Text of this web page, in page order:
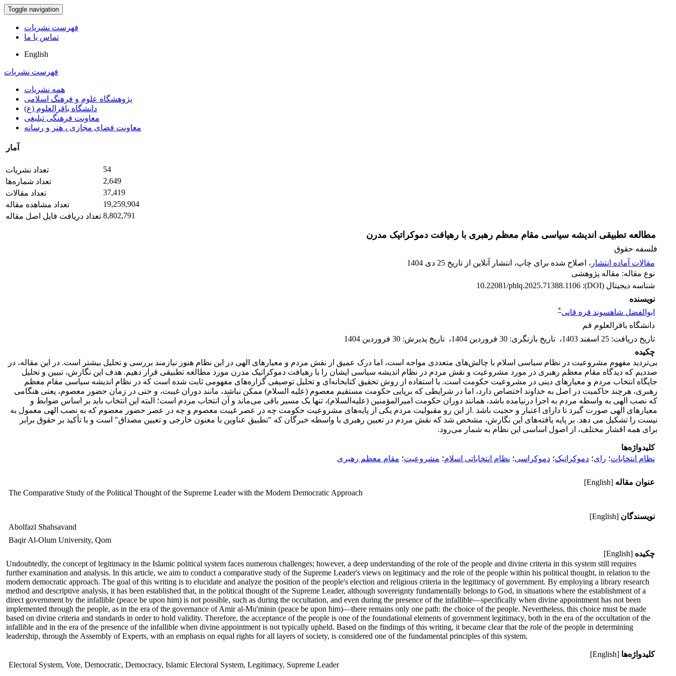
Toggle navigation
فهرست نشریات
تماس با ما
English
فهرست نشریات
همه نشریات
پژوهشگاه علوم و فرهنگ اسلامی
دانشگاه باقرالعلوم (ع)
معاونت فرهنگی تبلیغی
معاونت فضای مجازی ، هنر و رسانه
آمار
تعداد نشریات
54
تعداد شماره‌ها
2,649
تعداد مقالات
37,419
تعداد مشاهده مقاله
19,259,904
تعداد دریافت فایل اصل مقاله 8,802,791
مطالعه تطبیقی اندیشه سیاسی مقام معظم رهبری با رهیافت دموکراتیک مدرن
فلسفه حقوق
مقالات آماده انتشار ، اصلاح شده برای چاپ، انتشار آنلاین از تاریخ 25 دی 1404
نوع مقاله: مقاله پژوهشی
شناسه دیجیتال (DOI):
10.22081/phlq.2025.71388.1106
نویسنده
ابوالفضل شاهسوند قره قانی*
دانشگاه باقرالعلوم قم
تاریخ دریافت: 25 اسفند 1403 ، تاریخ بازنگری: 30 فروردین 1404 ، تاریخ پذیرش: 30 فروردین 1404
چکیده
بی‌تردید مفهوم مشروعیت در نظام سیاسی اسلام با چالش‌های متعددی مواجه است، اما درک عمیق از نقش مردم و معیارهای الهی در این نظام هنوز نیازمند بررسی و تحلیل بیشتر است. در این مقاله، در
صددیم که دیدگاه مقام معظم رهبری در مورد مشروعیت و نقش مردم در نظام اندیشه سیاسی ایشان را با رهیافت دموکراتیک مدرن مورد مطالعه تطبیقی قرار دهیم. هدف این نگارش، تبیین و تحلیل
جایگاه انتخاب مردم و معیارهای دینی در مشروعیت حکومت است. با استفاده از روش تحقیق کتابخانه‌ای و تحلیل توصیفی گزاره‌های مفهومی ثابت شده است که در نظام اندیشه سیاسی مقام معظم
رهبری، هرچند حاکمیت در اصل به خداوند اختصاص دارد، اما در شرایطی که برپایی حکومت مستقیم معصوم (علیه السلام) ممکن نباشد، مانند دوران غیبت، و حتی در زمان حضور معصوم، یعنی هنگامی
که نصب الهی به واسطه مردم به اجرا درنیامده باشد، همانند دوران حکومت امیرالمؤمنین (علیه‌السلام)، تنها یک مسیر باقی می‌ماند و آن انتخاب مردم است؛ البته این انتخاب باید بر اساس ضوابط و
معیارهای الهی صورت گیرد تا دارای اعتبار و حجیت باشد .از این رو مقبولیت مردم یکی از پایه‌های مشروعیت حکومت چه در عصر غیبت معصوم و چه در عصر حضور معصوم که به نصب الهی معمول به
نیست را تشکیل می دهد. بر پایه یافته‌های این نگارش، مشخص شد که نقش مردم در تعیین رهبری با واسطه خبرگان که "تطبیق عناوین با معنون خارجی و تعیین مصداق" است و با تأکید بر حقوق برابر
برای همه اقشار مختلف، از اصول اساسی این نظام به شمار می‌رود.
کلیدواژه‌ها
نظام انتخابات؛ رای؛ دموکراتیک؛ دموکراسی؛ نظام انتخاباتی اسلام؛ مشروعیت؛ مقام معظم رهبری
عنوان مقاله [English]
The Comparative Study of the Political Thought of the Supreme Leader with the Modern Democratic Approach
نویسندگان [English]
Abolfazl Shahsavand
Baqir Al-Olum University, Qom
چکیده [English]
Undoubtedly, the concept of legitimacy in the Islamic political system faces numerous challenges; however, a deep understanding of the role of the people and divine criteria in this system still requires
further examination and analysis. In this article, we aim to conduct a comparative study of the Supreme Leader's views on legitimacy and the role of the people within his political thought, in relation to the
modern democratic approach. The goal of this writing is to elucidate and analyze the position of the people's election and religious criteria in the legitimacy of government. By employing a library research
method and descriptive analysis, it has been established that, in the political thought of the Supreme Leader, although sovereignty fundamentally belongs to God, in situations where the establishment of a
direct government by the infallible (peace be upon him) is not possible, such as during the occultation, and even during the presence of the infallible—specifically when divine appointment has not been
implemented through the people, as in the era of the governance of Amir al-Mu'minin (peace be upon him)—there remains only one path: the choice of the people. Nevertheless, this choice must be made
based on divine criteria and standards in order to hold validity. Therefore, the acceptance of the people is one of the foundational elements of government legitimacy, both in the era of the occultation of the
infallible and in the era of the presence of the infallible when divine appointment is not typically upheld. Based on the findings of this writing, it became clear that the role of the people in determining
leadership, through the Assembly of Experts, with an emphasis on equal rights for all layers of society, is considered one of the fundamental principles of this system.
کلیدواژه‌ها [English]
Electoral System, Vote, Democratic, Democracy, Islamic Electoral System, Legitimacy, Supreme Leader